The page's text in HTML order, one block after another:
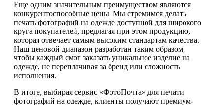
Еще одним значительным преимуществом являются
конкурентоспособные цены. Мы стремимся делать
печать фотографий на одежде доступной для широкого
круга покупателей, предлагая при этом продукцию,
которая отвечает самым высоким стандартам качества.
Наш ценовой диапазон разработан таким образом,
чтобы каждый смог заказать уникальное изделие на
одежде, не переплачивая за бренд или сложность
исполнения.
В итоге, выбирая сервис «ФотоПочта» для печати
фотографий на одежде, клиенты получают премиум-